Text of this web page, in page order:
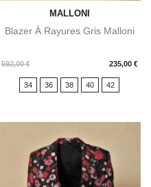
MALLONI
Blazer À Rayures Gris Malloni
592,00 € 235,00 €
Prix
34 36 38 40 42